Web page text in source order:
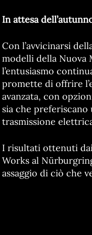
In attesa
Con l’avvicinarsi
modelli della Nuova
l’entusiasmo
promette di offrire
avanzata, con
sia che
trasmissione
I risultati ottenuti
Works al
assaggio di ciò che